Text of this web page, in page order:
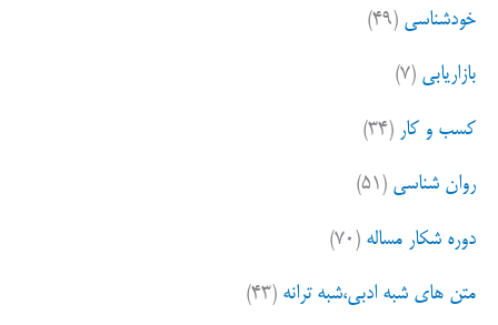
خودشناسی (۴۹)
بازاریابی (۷)
کسب و کار (۳۴)
روان شناسی (۵۱)
دوره شکار مساله (۷۰)
متن های شبه ادبی،شبه ترانه (۴۳)